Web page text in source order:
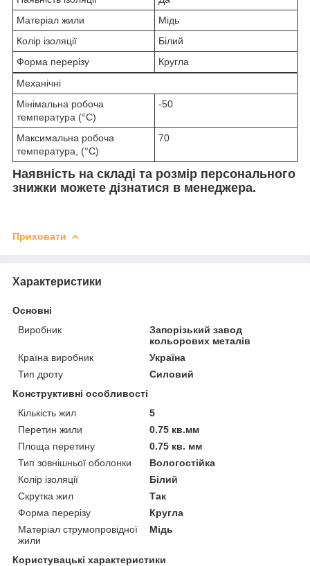
Матеріал жили
Мідь
Колір ізоляції
Білий
Форма перерізу
Кругла
Механічні
Мінімальна робоча
температура (°C)
-50
Максимальна робоча
температура, (°C)
70
Наявність на складі та розмір персонального
знижки можете дізнатися в менеджера.
Приховати
Характеристики
Основні
Виробник
Запорізький завод
кольорових металів
Країна виробник
Україна
Тип дроту
Силовий
Конструктивні особливості
Кількість жил
5
Перетин жили
0.75 кв.мм
Площа перетину
0.75 кв. мм
Тип зовнішньої оболонки
Вологостійка
Колір ізоляції
Білий
Скрутка жил
Так
Форма перерізу
Кругла
Матеріал струмопровідної
жили
Мідь
Користувацькі характеристики